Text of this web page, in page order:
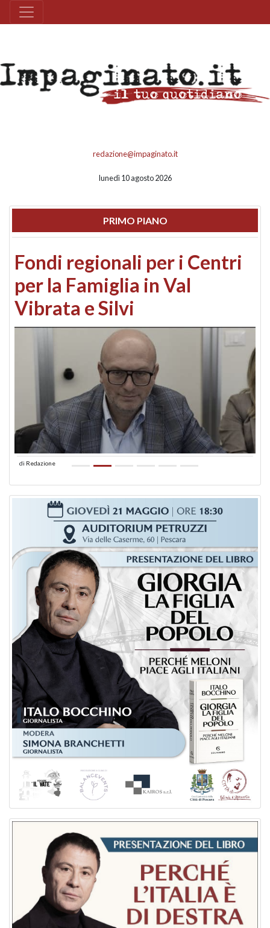
redazione@impaginato.it
lunedì 10 agosto 2026
PRIMO PIANO
Fondi regionali per i Centri
per la Famiglia in Val
Vibrata e Silvi
di Redazione